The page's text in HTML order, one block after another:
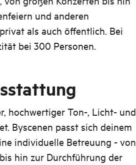
und anderen
als auch öffentlich. Bei
bei 300 Personen.
hochwertiger Ton-, Licht- und
Byscenen passt sich deinem
individuelle Betreuung - von
hin zur Durchführung der